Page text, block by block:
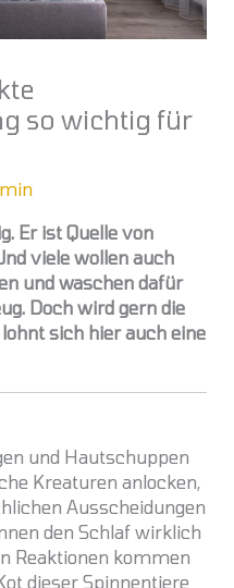
so wichtig für
Er ist Quelle von
viele wollen auch
und waschen dafür
Doch wird gern die
sich hier auch eine
und Hautschuppen
Kreaturen anlocken,
Ausscheidungen
den Schlaf wirklich
Reaktionen kommen
dieser Spinnentiere